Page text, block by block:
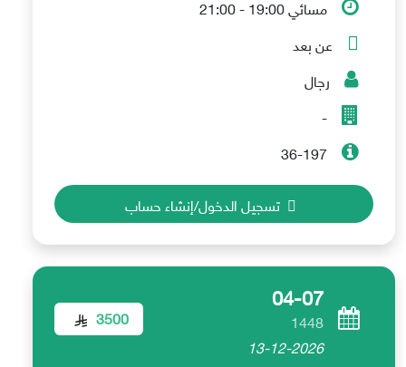
مسائي 19:00 - 21:00
عن بعد
رجال
-
36-197
تسجيل الدخول/إنشاء حساب
04-07
1448
13-12-2026
3500